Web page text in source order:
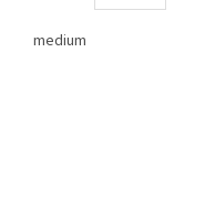
medium